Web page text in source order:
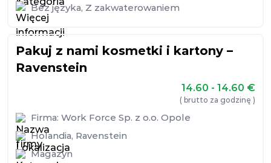
Bez języka, Z zakwaterowaniem
Pakuj z nami kosmetki i kartony –
Ravenstein
14.60 - 14.60 €
( brutto za godzinę )
Firma: Work Force Sp. z o.o. Opole
Holandia, Ravenstein
Magazyn